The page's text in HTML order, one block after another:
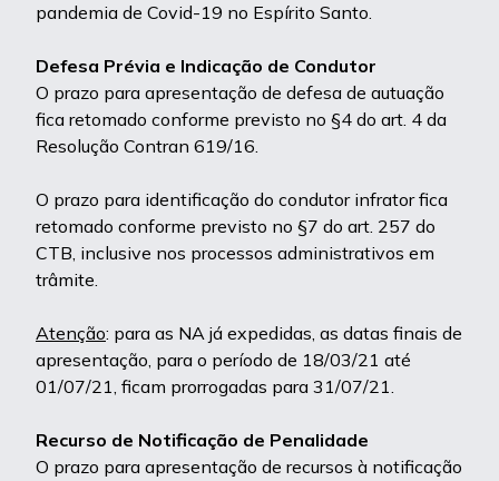
pandemia de Covid-19 no Espírito Santo.
Defesa Prévia e Indicação de Condutor
O prazo para apresentação de defesa de autuação
fica retomado conforme previsto no §4 do art. 4 da
Resolução Contran 619/16.
O prazo para identificação do condutor infrator fica
retomado conforme previsto no §7 do art. 257 do
CTB, inclusive nos processos administrativos em
trâmite.
Atenção: para as NA já expedidas, as datas finais de
apresentação, para o período de 18/03/21 até
01/07/21, ficam prorrogadas para 31/07/21.
Recurso de Notificação de Penalidade
O prazo para apresentação de recursos à notificação